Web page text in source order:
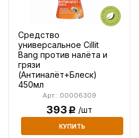
Средство
универсальное Cillit
Bang против налёта и
грязи
(Антиналёт+Блеск)
450мл
Арт.: 00006309
393Р /шт
КУПИТЬ